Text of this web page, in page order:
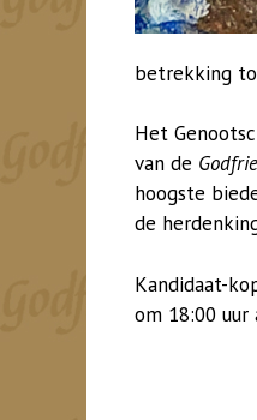
betrekking
Het
van de
hoogste
de
Kandidaat-
om 18:00 uur